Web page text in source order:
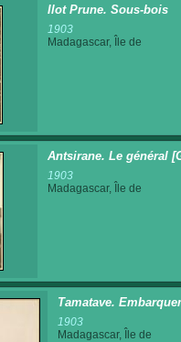
Ilot Prune. Sous-bois
1903
Madagascar, Île de
Antsirane. Le général
1903
Madagascar, Île de
Tamatave.
1903
Madagascar, Île de